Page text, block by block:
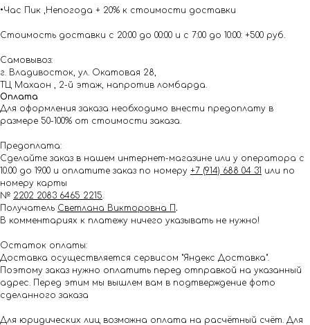
•Час Пик ,Непогода + 20% к стоимости доставки
Стоимость доставки с 20:00 до 00:00 и с 7:00 до 10:00: +500 руб.
Самовывоз:
г. Владивосток, ул. Окатовая 28,
ТЦ Махаон , 2-й этаж, напротив ломбарда.
Оплата
Для оформления заказа необходимо внести предоплату в
размере 50-100% от стоимости заказа.
Предоплата:
Сделайте заказ в нашем интернет-магазине или у оператора с
10.00 до 19.00 и оплатите заказ по номеру +7 (914) 688 04 31 или по
номеру карты
№ 2202 2083 6465 2215.
Получатель Светлана Викторовна П .
В комментариях к платежу ничего указывать не нужно!
Остаток оплаты:
Доставка осуществляется сервисом "Яндекс Доставка".
Поэтому заказ нужно оплатить перед отправкой на указанный
адрес. Перед этим мы вышлем вам в подтверждение фото
сделанного заказа
Для юридических лиц возможна оплата на расчётный счёт. Для